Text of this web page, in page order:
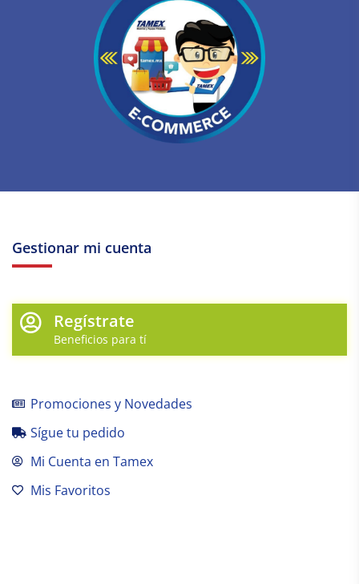
Gestionar mi cuenta
Regístrate
Beneficios para tí
Promociones y Novedades
Sígue tu pedido
Mi Cuenta en Tamex
Mis Favoritos